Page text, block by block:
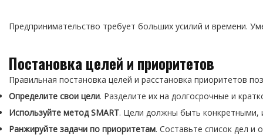
Предпринимательство требует больших усилий и времени.
Постановка целей и приоритетов
Правильная постановка целей и расстановка приоритетов
Определите свои цели. Разделите их на долгосрочные и
Используйте метод SMART. Цели должны быть
Ранжируйте задачи по приоритетам. Составьте список дел и